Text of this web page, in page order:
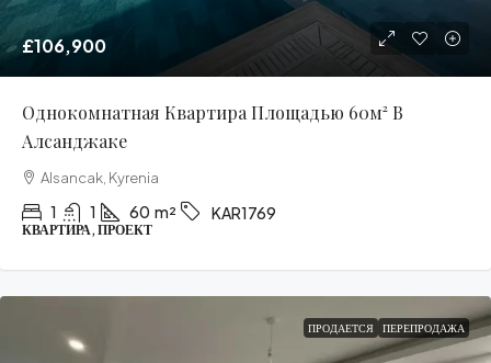
£106,900
Однокомнатная Квартира Площадью 60м² В
Алсанджаке
Alsancak, Kyrenia
1 1 60 m² KAR1769
КВАРТИРА, ПРОЕКТ
ПРОДАЕТСЯ ПЕРЕПРОДАЖА